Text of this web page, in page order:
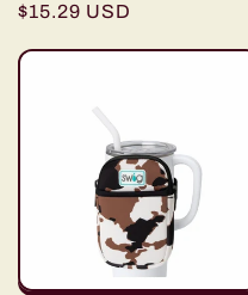
Precio
$15.29 USD